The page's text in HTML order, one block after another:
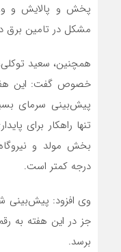
پخش و پالایش و
مشکل در تامین برق
همچنین، سعید
خصوص گفت: این
پیش‌بینی سرمای
تنها راهکار برای
بخش مولد و
درجه کمتر است.
وی افزود: پیش‌بینی
برسد.